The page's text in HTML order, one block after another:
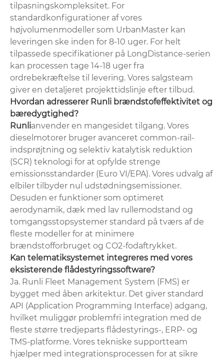
tilpasningskompleksitet. For
standardkonfigurationer af vores
højvolumenmodeller som UrbanMaster kan
leveringen ske inden for 8-10 uger. For helt
tilpassede specifikationer på LongDistance-serien
kan processen tage 14-18 uger fra
ordrebekræftelse til levering. Vores salgsteam
giver en detaljeret projekttidslinje efter tilbud.
Hvordan adresserer Runli brændstofeffektivitet og
bæredygtighed?
Runlianvender en mangesidet tilgang. Vores
dieselmotorer bruger avanceret common-rail-
indsprøjtning og selektiv katalytisk reduktion
(SCR) teknologi for at opfylde strenge
emissionsstandarder (Euro VI/EPA). Vores udvalg af
elbiler tilbyder nul udstødningsemissioner.
Desuden er funktioner som optimeret
aerodynamik, dæk med lav rullemodstand og
tomgangsstopsystemer standard på tværs af de
fleste modeller for at minimere
brændstofforbruget og CO2-fodaftrykket.
Kan telematiksystemet integreres med vores
eksisterende flådestyringssoftware?
Ja. Runli Fleet Management System (FMS) er
bygget med åben arkitektur. Det giver standard
API (Application Programming Interface) adgang,
hvilket muliggør problemfri integration med de
fleste større tredjeparts flådestyrings-, ERP- og
TMS-platforme. Vores tekniske supportteam
hjælper med integrationsprocessen for at sikre